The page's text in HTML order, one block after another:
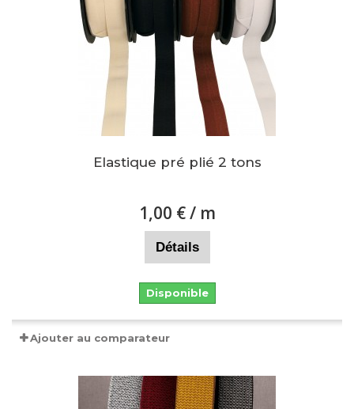
Elastique pré plié 2 tons
1,00 €/ m
Détails
Disponible
Ajouter au comparateur